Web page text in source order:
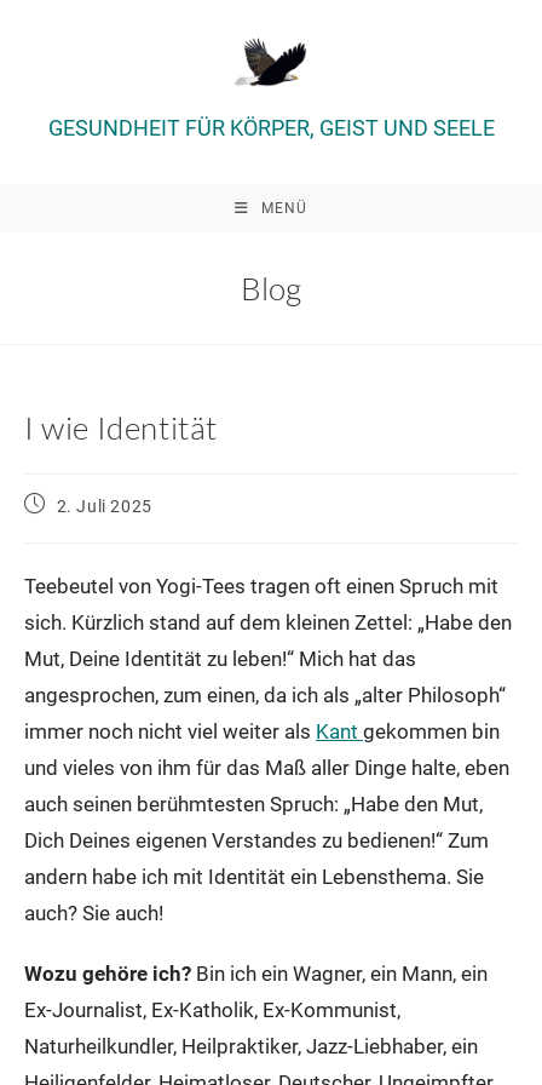
GESUNDHEIT FÜR KÖRPER, GEIST UND SEELE
MENÜ
Blog
I wie Identität
Beitrag2. Juli 2025
Teebeutel von Yogi-Tees tragen oft einen Spruch mit
sich. Kürzlich stand auf dem kleinen Zettel: „Habe den
Mut, Deine Identität zu leben!“ Mich hat das
angesprochen, zum einen, da ich als „alter Philosoph“
immer noch nicht viel weiter als Kant gekommen bin
und vieles von ihm für das Maß aller Dinge halte, eben
auch seinen berühmtesten Spruch: „Habe den Mut,
Dich Deines eigenen Verstandes zu bedienen!“ Zum
andern habe ich mit Identität ein Lebensthema. Sie
auch? Sie auch!
Wozu gehöre ich? Bin ich ein Wagner, ein Mann, ein
Ex-Journalist, Ex-Katholik, Ex-Kommunist,
Naturheilkundler, Heilpraktiker, Jazz-Liebhaber, ein